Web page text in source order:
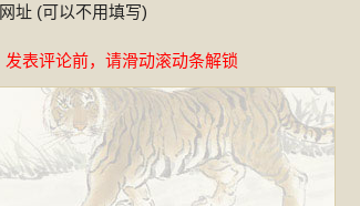
网址 (可以不用填写)
发表评论前，请滑动滚动条解锁